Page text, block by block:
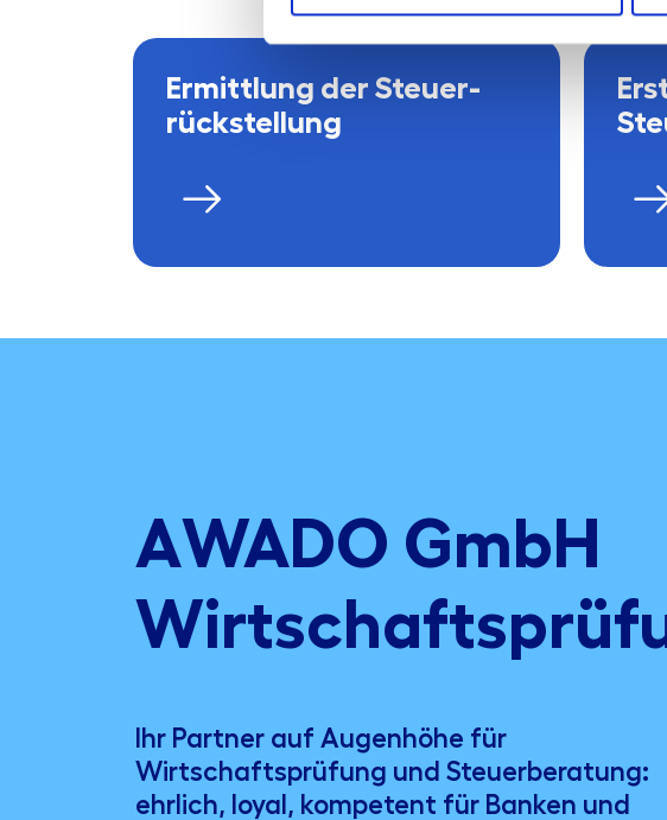
Ermittlung der Steuer­
rückstellung
AWADO GmbH
Ihr Partner auf Augenhöhe für
Wirtschaftsprüfung und Steuerberatung:
ehrlich, loyal, kompetent für Banken und